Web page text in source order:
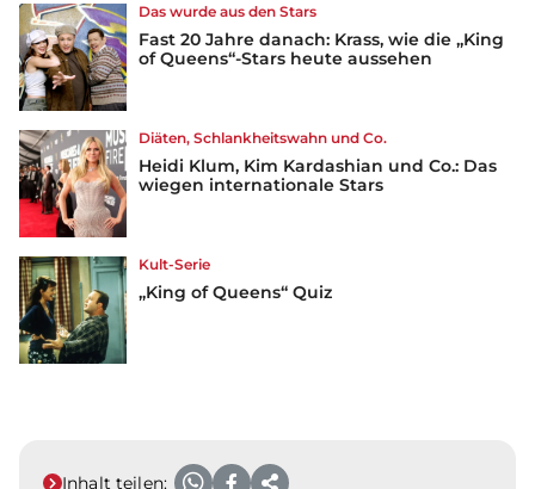
Das wurde aus den Stars
Fast 20 Jahre danach: Krass, wie die „King
of Queens“-Stars heute aussehen
Diäten, Schlankheitswahn und Co.
Heidi Klum, Kim Kardashian und Co.: Das
wiegen internationale Stars
Kult-Serie
„King of Queens“ Quiz
Inhalt teilen: